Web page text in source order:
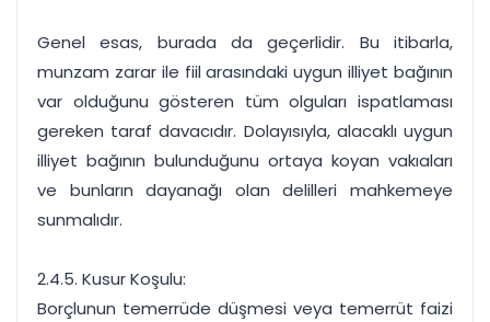
Genel esas, burada da geçerlidir. Bu itibarla,
munzam zarar ile fiil arasındaki uygun illiyet bağının
var olduğunu gösteren tüm olguları ispatlaması
gereken taraf davacıdır. Dolayısıyla, alacaklı uygun
illiyet bağının bulunduğunu ortaya koyan vakıaları
ve bunların dayanağı olan delilleri mahkemeye
sunmalıdır.
2.4.5. Kusur Koşulu:
Borçlunun temerrüde düşmesi veya temerrüt faizi